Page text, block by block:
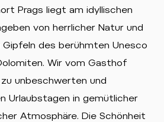
Prags liegt am idyllischen
von herrlicher Natur und
des berühmten Unesco
Wir vom Gasthof
unbeschwerten und
Urlaubstagen in gemütlicher
Atmosphäre. Die Schönheit